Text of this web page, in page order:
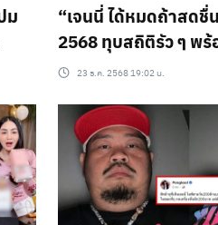
ม
“เจนนี่ ได้หมดถ้าสดชื่
2568 ทุบสถิติรัว ๆ พร้
ปี 2569
23 ธ.ค. 2568 19:02 น.